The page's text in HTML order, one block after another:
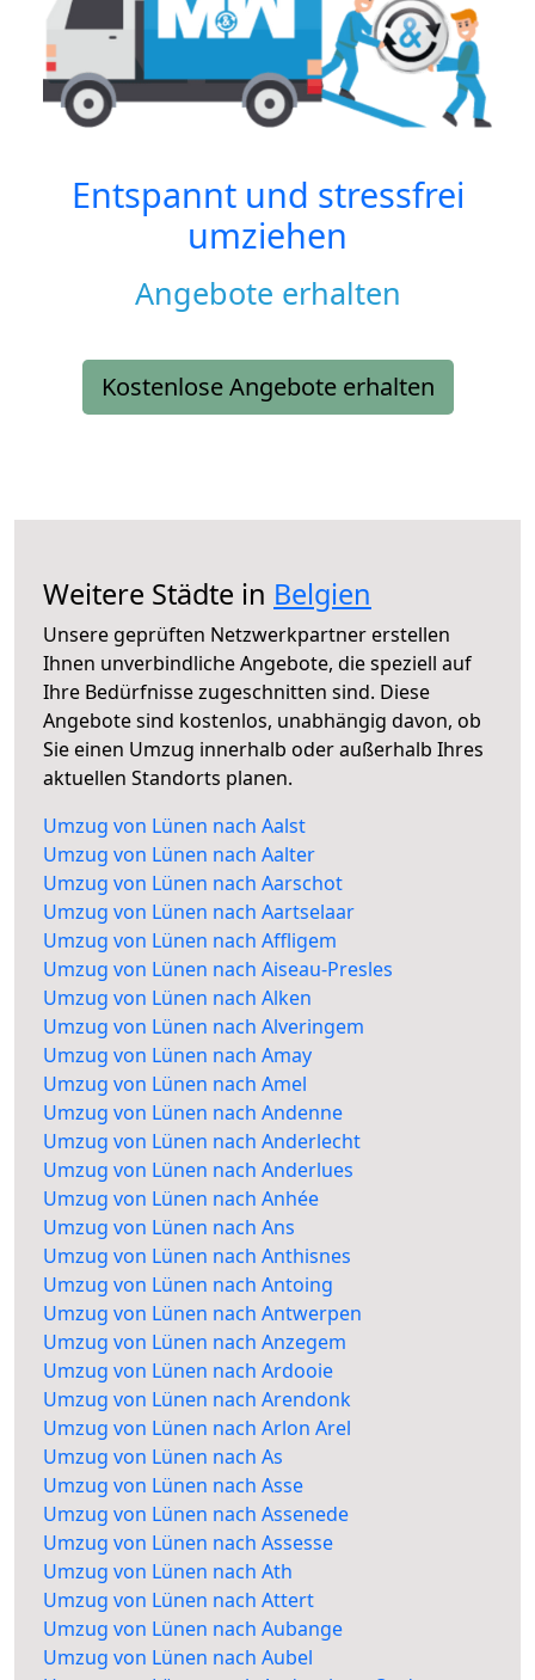
Entspannt und stressfrei
umziehen
Angebote erhalten
Kostenlose Angebote erhalten
Weitere Städte in Belgien
Unsere geprüften Netzwerkpartner erstellen
Ihnen unverbindliche Angebote, die speziell auf
Ihre Bedürfnisse zugeschnitten sind. Diese
Angebote sind kostenlos, unabhängig davon, ob
Sie einen Umzug innerhalb oder außerhalb Ihres
aktuellen Standorts planen.
Umzug von Lünen nach Aalst
Umzug von Lünen nach Aalter
Umzug von Lünen nach Aarschot
Umzug von Lünen nach Aartselaar
Umzug von Lünen nach Affligem
Umzug von Lünen nach Aiseau-Presles
Umzug von Lünen nach Alken
Umzug von Lünen nach Alveringem
Umzug von Lünen nach Amay
Umzug von Lünen nach Amel
Umzug von Lünen nach Andenne
Umzug von Lünen nach Anderlecht
Umzug von Lünen nach Anderlues
Umzug von Lünen nach Anhée
Umzug von Lünen nach Ans
Umzug von Lünen nach Anthisnes
Umzug von Lünen nach Antoing
Umzug von Lünen nach Antwerpen
Umzug von Lünen nach Anzegem
Umzug von Lünen nach Ardooie
Umzug von Lünen nach Arendonk
Umzug von Lünen nach Arlon Arel
Umzug von Lünen nach As
Umzug von Lünen nach Asse
Umzug von Lünen nach Assenede
Umzug von Lünen nach Assesse
Umzug von Lünen nach Ath
Umzug von Lünen nach Attert
Umzug von Lünen nach Aubange
Umzug von Lünen nach Aubel